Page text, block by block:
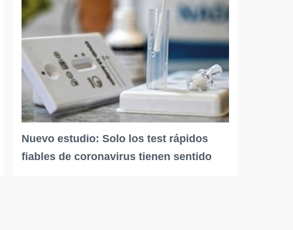
Nuevo estudio: Solo los test rápidos
fiables de coronavirus tienen sentido